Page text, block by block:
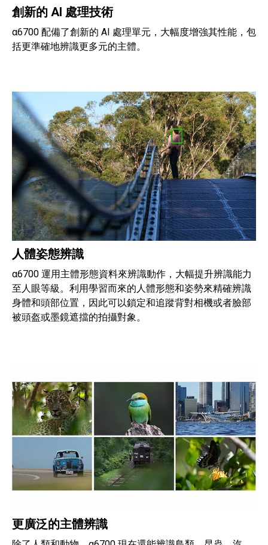
創新的 AI 處理技術
α6700 配備了創新的 AI 處理單元，大幅度增強其性能，包
括更準確地辨識更多元的主體。
人體姿態辨識
α6700 運用主體形態資料來辨識動作，大幅提升辨識能力
至人眼等級。利用學習而來的人體形態和姿勢來精確辨識
身體和頭部位置，因此可以鎖定和追蹤背對相機或者臉部
被頭盔或墨鏡遮擋的拍攝對象。
更廣泛的主體辨識